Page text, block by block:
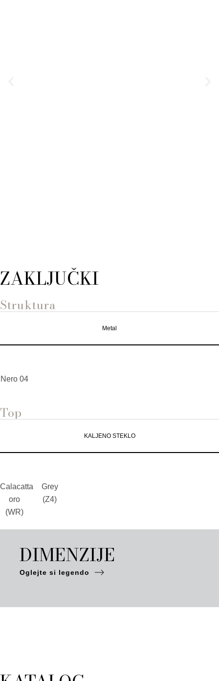
ZAKLJUČKI
Struktura
Metal
Nero 04
Top
KALJENO STEKLO
Calacatta
oro
(WR)
Grey
(Z4)
DIMENZIJE
Oglejte si legendo